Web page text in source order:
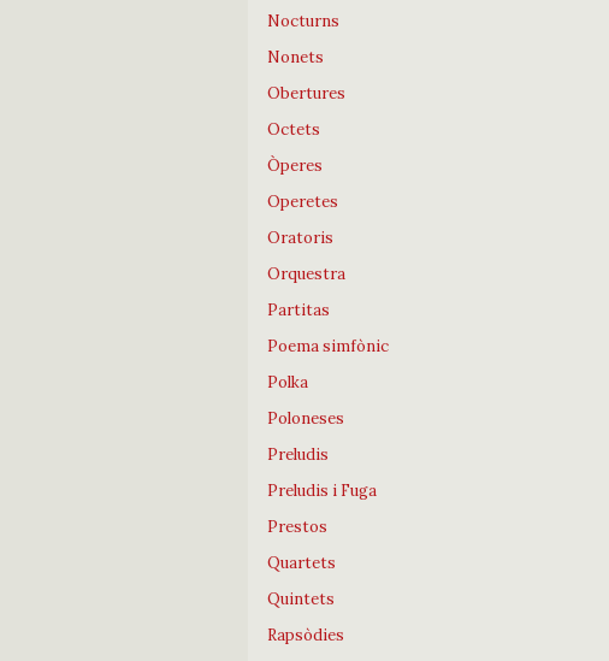
Nocturns
Nonets
Obertures
Octets
Òperes
Operetes
Oratoris
Orquestra
Partitas
Poema simfònic
Polka
Poloneses
Preludis
Preludis i Fuga
Prestos
Quartets
Quintets
Rapsòdies